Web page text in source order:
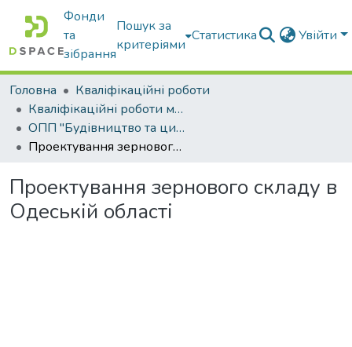
Фонди
та
зібрання
Пошук за
критеріями
Статистика Увійти
Головна
Кваліфікаційні роботи
Кваліфікаційні роботи магістрів
ОПП "Будівництво та цивільна інженерія"
Проектування зернового складу в Одеській області
Проектування зернового складу в
Одеській області